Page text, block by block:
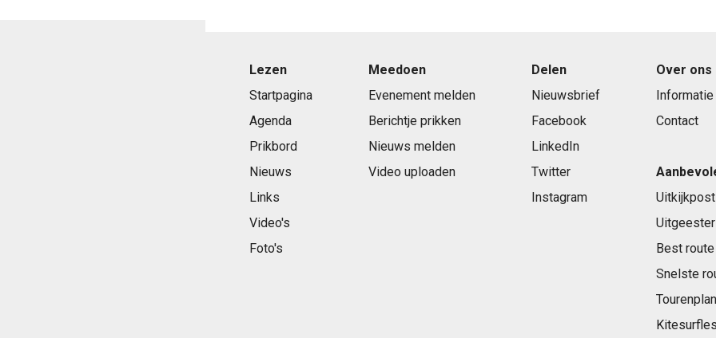
Lezen
Startpagina
Agenda
Prikbord
Nieuws
Links
Video's
Foto's
Meedoen
Evenement melden
Berichtje prikken
Nieuws melden
Video uploaden
Delen
Nieuwsbrief
Facebook
LinkedIn
Twitter
Instagram
Over ons
Informatie
Contact
Uitkijkpost
Uitgeester
Best
Snelste
Kitesurfles